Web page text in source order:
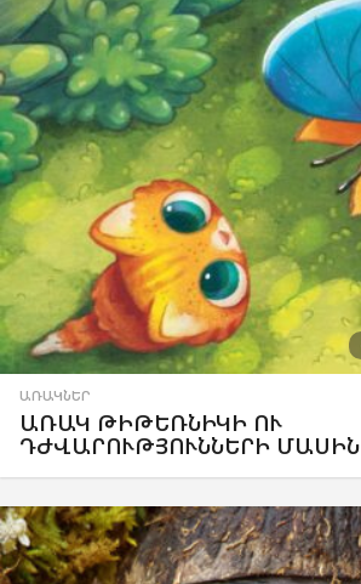
ԱՌԱԿՆԵՐ
ԱՌԱԿ ԹԻԹԵՌՆԻԿԻ ՈՒ
ԴԺՎԱՐՈՒԹՅՈՒՆՆԵՐԻ ՄԱՍԻՆ